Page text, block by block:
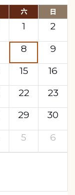
六 日
1
2
8
9
15
16
22
23
29
30
5 6